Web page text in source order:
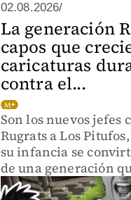
02.08.2026/
La generación
capos que
caricaturas
contra el...
Son los nuevos jefes
Rugrats a Los
su infancia se
de una generación
nostalgia y el miedo